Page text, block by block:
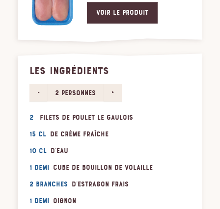
Voir le produit
LES INGRÉDIENTS
- 2 personnes +
2 filets de poulet Le Gaulois
15 cl de crème fraîche
10 cl d'eau
1 demi cube de bouillon de volaille
2 branches d'estragon frais
1 demi oignon